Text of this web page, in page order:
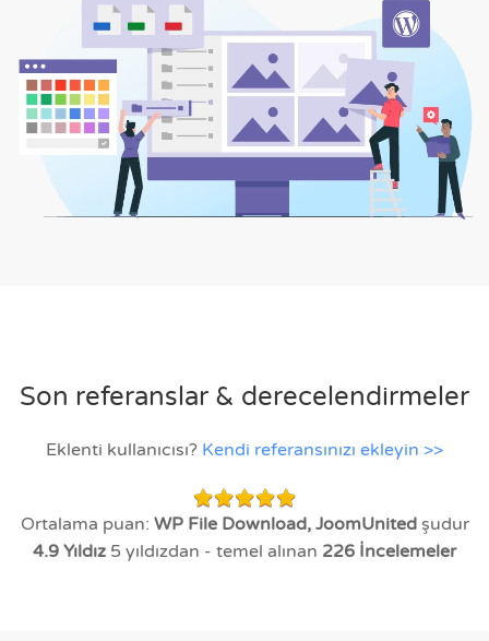
Son referanslar & derecelendirmeler
Eklenti kullanıcısı? Kendi referansınızı ekleyin >>
Ortalama puan: WP File Download, JoomUnited şudur
4.9 Yıldız 5 yıldızdan - temel alınan 226 İncelemeler